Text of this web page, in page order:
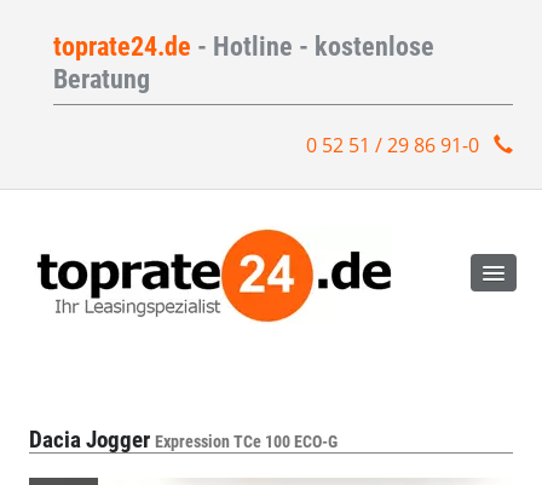
toprate24.de - Hotline - kostenlose
Beratung
0 52 51 / 29 86 91-0
Dacia Jogger Expression TCe 100 ECO-G